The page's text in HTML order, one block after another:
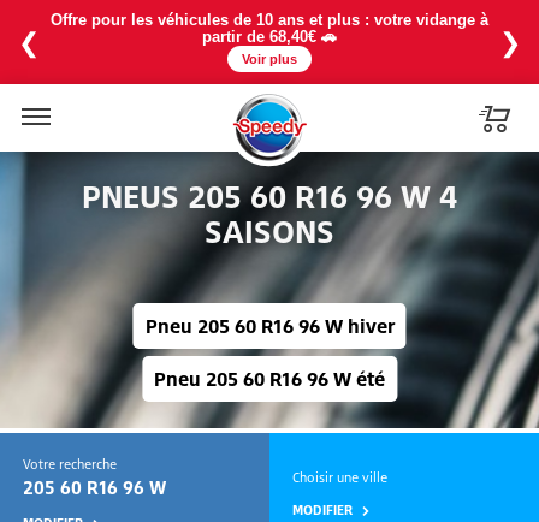
❮
La chaleur est là ! Profitez de notre baisse de prix sur la
recharge 1234YF à partir de 114€ avec une promo à -25% en
exclu web ❄️
Voir plus
❯
Menu
PNEUS 205 60 R16 96 W 4
SAISONS
Votre recherche